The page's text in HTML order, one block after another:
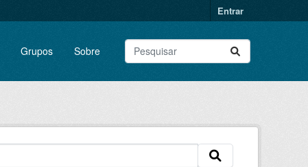
Entrar
Grupos Sobre